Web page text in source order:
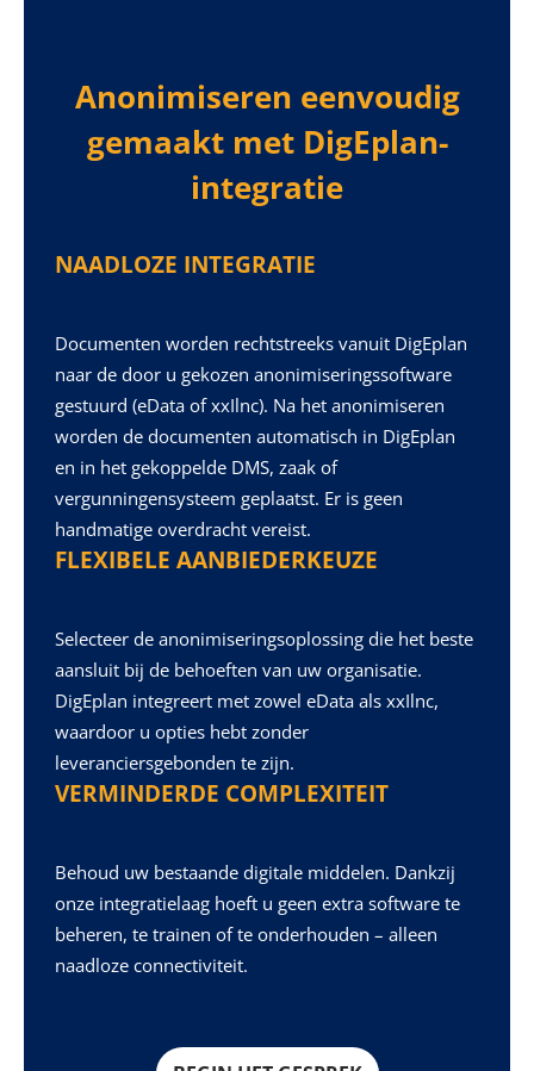
Anonimiseren eenvoudig
gemaakt met DigEplan-
integratie
NAADLOZE INTEGRATIE
Documenten worden rechtstreeks vanuit DigEplan
naar de door u gekozen anonimiseringssoftware
gestuurd (eData of xxIlnc). Na het anonimiseren
worden de documenten automatisch in DigEplan
en in het gekoppelde DMS, zaak of
vergunningensysteem geplaatst. Er is geen
handmatige overdracht vereist.
FLEXIBELE AANBIEDERKEUZE
Selecteer de anonimiseringsoplossing die het beste
aansluit bij de behoeften van uw organisatie.
DigEplan integreert met zowel eData als xxIlnc,
waardoor u opties hebt zonder
leveranciersgebonden te zijn.
VERMINDERDE COMPLEXITEIT
Behoud uw bestaande digitale middelen. Dankzij
onze integratielaag hoeft u geen extra software te
beheren, te trainen of te onderhouden – alleen
naadloze connectiviteit.